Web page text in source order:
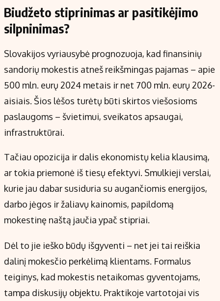
Biudžeto stiprinimas ar pasitikėjimo
silpninimas?
Slovakijos vyriausybė prognozuoja, kad finansinių
sandorių mokestis atneš reikšmingas pajamas – apie
500 mln. eurų 2024 metais ir net 700 mln. eurų 2026-
aisiais. Šios lėšos turėtų būti skirtos viešosioms
paslaugoms – švietimui, sveikatos apsaugai,
infrastruktūrai.
Tačiau opozicija ir dalis ekonomistų kelia klausimą,
ar tokia priemonė iš tiesų efektyvi. Smulkieji verslai,
kurie jau dabar susiduria su augančiomis energijos,
darbo jėgos ir žaliavų kainomis, papildomą
mokestinę naštą jaučia ypač stipriai.
Dėl to jie ieško būdų išgyventi – net jei tai reiškia
dalinį mokesčio perkėlimą klientams. Formalus
teiginys, kad mokestis netaikomas gyventojams,
tampa diskusijų objektu. Praktikoje vartotojai vis